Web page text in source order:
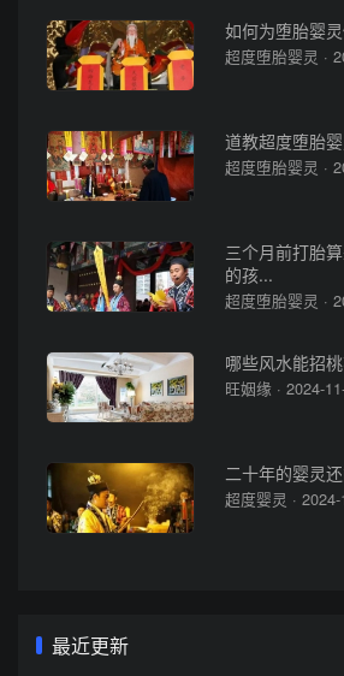
如何为堕胎婴
超度堕胎婴灵 ·
道教超度堕胎
超度堕胎婴灵 ·
三个月前打胎
的孩...
超度堕胎婴灵 ·
哪些风水能招
旺姻缘 · 2024-
二十年的婴灵
超度婴灵 ·
最近更新